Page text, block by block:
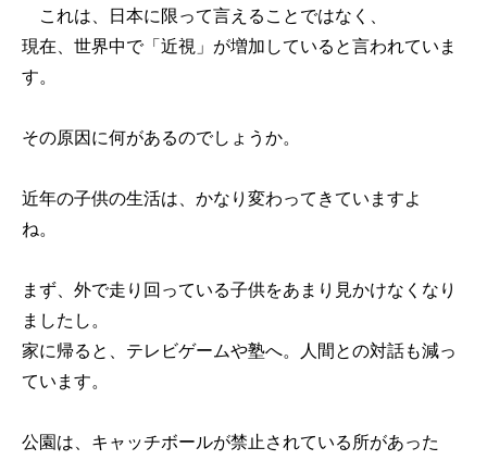
これは、日本に限って言えることではなく、
現在、世界中で「近視」が増加していると言われていま
す。
その原因に何があるのでしょうか。
近年の子供の生活は、かなり変わってきていますよ
ね。
まず、外で走り回っている子供をあまり見かけなくなり
ましたし。
家に帰ると、テレビゲームや塾へ。人間との対話も減っ
ています。
公園は、キャッチボールが禁止されている所があった